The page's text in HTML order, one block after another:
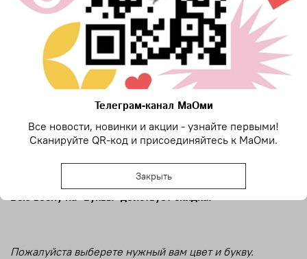
Характеристики
Длина изделия
Голубой
Описание
Пожалуйста выберете нужный вам цвет и букву.
Телеграм-канал МаОми
Все новости, новинки и акции - узнайте первыми!
Сканируйте QR-код и присоединяйтесь к МаОми.
Закрыть